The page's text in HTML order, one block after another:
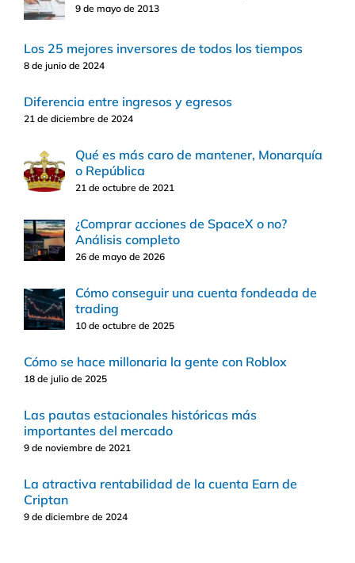
9 de mayo de 2013
Los 25 mejores inversores de todos los tiempos
8 de junio de 2024
Diferencia entre ingresos y egresos
21 de diciembre de 2024
Qué es más caro de mantener, Monarquía
o República
21 de octubre de 2021
¿Comprar acciones de SpaceX o no?
Análisis completo
26 de mayo de 2026
Cómo conseguir una cuenta fondeada de
trading
10 de octubre de 2025
Cómo se hace millonaria la gente con Roblox
18 de julio de 2025
Las pautas estacionales históricas más
importantes del mercado
9 de noviembre de 2021
La atractiva rentabilidad de la cuenta Earn de
Criptan
9 de diciembre de 2024